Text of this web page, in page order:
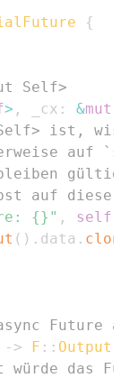
{
Self>
> , _cx : &mut
ist,
auf
auf
{}" , self
( ) . data .
Future
-> F :: Output
das